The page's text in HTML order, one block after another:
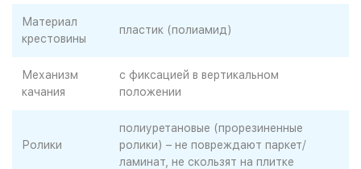
Материал
крестовины
пластик (полиамид)
Механизм
качания
с фиксацией в вертикальном
положении
Ролики
полиуретановые (прорезиненные
ролики) – не повреждают паркет/
ламинат, не скользят на плитке